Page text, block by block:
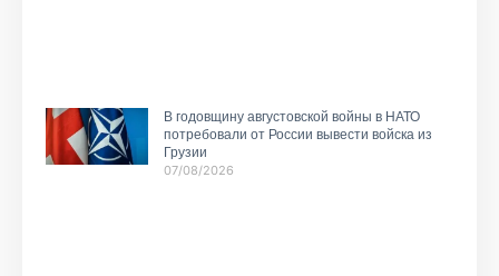
В годовщину августовской войны в НАТО
потребовали от России вывести войска из
Грузии
07/08/2026